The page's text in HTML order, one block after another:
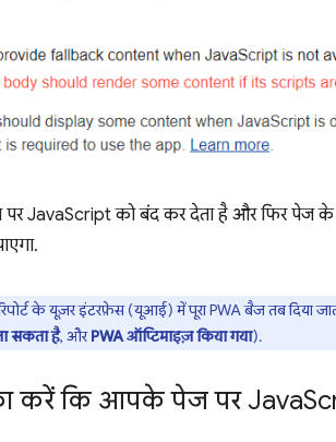
पर JavaScript को बंद कर देता है और फिर पेज
के यूज़र इंटरफ़ेस (यूआई) में पूरा PWA बैज तब दिया
सकता है, औरPWA ऑप्टिमाइज़ किया गया).
करें कि आपके पेज पर Java